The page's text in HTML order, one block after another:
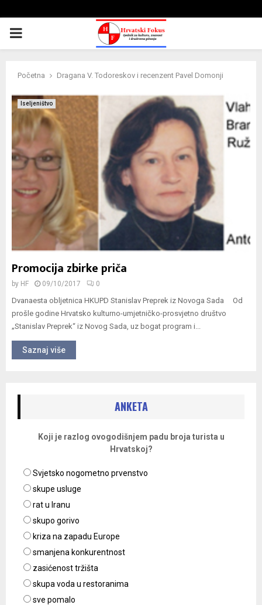
PRIMARY
Početna Dragana V. Todoreskov i recenzent Pavel Domonji
Iseljeništvo
Promocija zbirke priča
by HF 09/10/2017 0
Dvanaesta obljetnica HKUPD Stanislav Preprek iz Novoga Sada Od
prošle godine Hrvatsko kulturno-umjetničko-prosvjetno društvo
„Stanislav Preprek“ iz Novog Sada, uz bogat program i...
Saznaj više
ANKETA
Koji je razlog ovogodišnjem padu broja turista u
Hrvatskoj?
Svjetsko nogometno prvenstvo
skupe usluge
rat u Iranu
skupo gorivo
kriza na zapadu Europe
smanjena konkurentnost
zasićenost tržišta
skupa voda u restoranima
sve pomalo